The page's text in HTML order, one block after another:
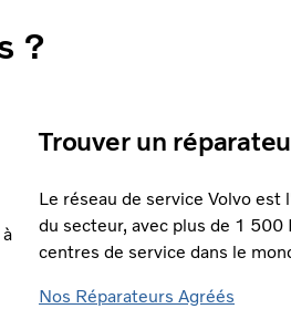
?
Trouver un
Le réseau de service Volvo est
du secteur, avec plus de 1 500
centres de service dans le
Nos Réparateurs Agréés